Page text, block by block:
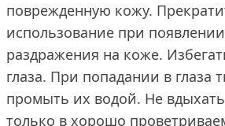
поврежденную кожу.
использование при
раздражения на коже.
глаза. При попадании в глаза
промыть их водой. Не
только в хорошо